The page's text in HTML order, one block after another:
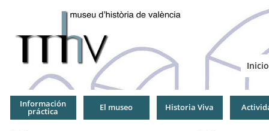
Inicio
Información
práctica El museo Historia Viva